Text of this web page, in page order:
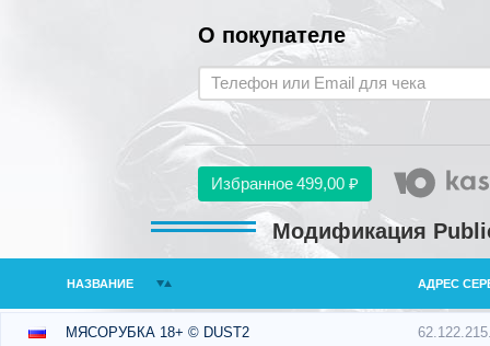
О покупателе
Избранное499,00 ₽
Модификация
НАЗВАНИЕ АДРЕС
МЯСОРУБКА 18+ © DUST2